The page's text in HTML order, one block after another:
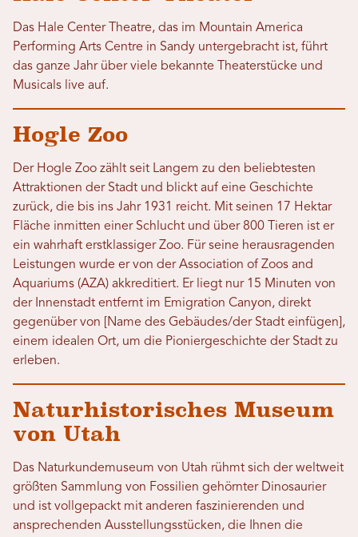
Das Hale Center Theatre, das im Mountain America
Performing Arts Centre in Sandy untergebracht ist, führt
das ganze Jahr über viele bekannte Theaterstücke und
Musicals live auf.
Hogle Zoo
Der Hogle Zoo zählt seit Langem zu den beliebtesten
Attraktionen der Stadt und blickt auf eine Geschichte
zurück, die bis ins Jahr 1931 reicht. Mit seinen 17 Hektar
Fläche inmitten einer Schlucht und über 800 Tieren ist er
ein wahrhaft erstklassiger Zoo. Für seine herausragenden
Leistungen wurde er von der Association of Zoos and
Aquariums (AZA) akkreditiert. Er liegt nur 15 Minuten von
der Innenstadt entfernt im Emigration Canyon, direkt
gegenüber von [Name des Gebäudes/der Stadt einfügen],
einem idealen Ort, um die Pioniergeschichte der Stadt zu
erleben.
Naturhistorisches Museum
von Utah
Das Naturkundemuseum von Utah rühmt sich der weltweit
größten Sammlung von Fossilien gehörnter Dinosaurier
und ist vollgepackt mit anderen faszinierenden und
ansprechenden Ausstellungsstücken, die Ihnen die